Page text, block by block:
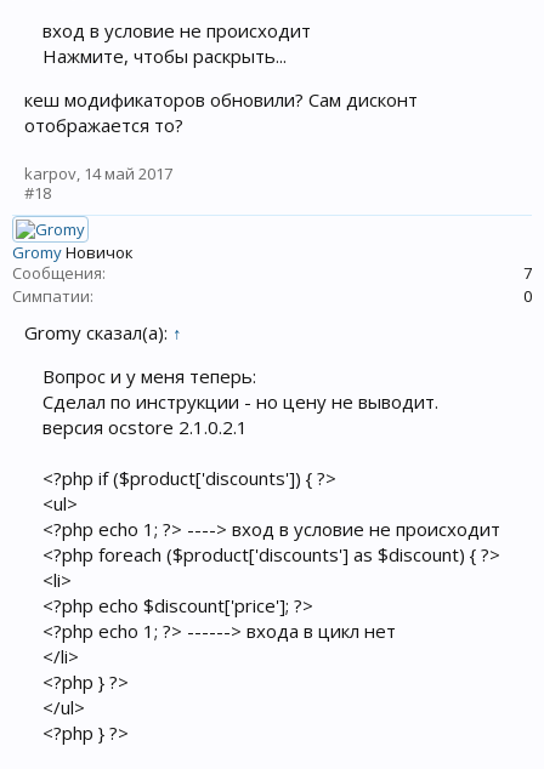
вход в условие не происходит
Нажмите, чтобы раскрыть...
кеш модификаторов обновили? Сам дисконт
отображается то?
karpov, 14 май 2017
#18
GromyНовичок
Сообщения:
7
Симпатии:
0
Gromy сказал(а): ↑
Вопрос и у меня теперь:
Сделал по инструкции - но цену не выводит.
версия ocstore 2.1.0.2.1
<?php if ($product['discounts']) { ?>
<ul>
<?php echo 1; ?> ----> вход в условие не происходит
<?php foreach ($product['discounts'] as $discount) { ?>
<li>
<?php echo $discount['price']; ?>
<?php echo 1; ?> ------> входа в цикл нет
</li>
<?php } ?>
</ul>
<?php } ?>